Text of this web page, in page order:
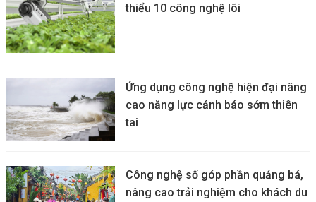
thiểu 10 công nghệ lõi
Ứng dụng công nghệ hiện đại nâng
cao năng lực cảnh báo sớm thiên
tai
Công nghệ số góp phần quảng bá,
nâng cao trải nghiệm cho khách du